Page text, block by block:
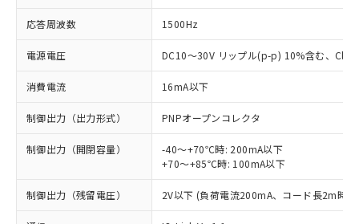
応答周波数 1500Hz
電源電圧 DC10～30V リップル(p-p) 10%含む、
消費電流 16mA以下
制御出力（出力形式） PNPオープンコレクタ
制御出力（開閉容量）
-40～+70℃時: 200mA以下
+70～+85℃時: 100mA以下
制御出力（残留電圧） 2V以下 (負荷電流200mA、コード長2m時)